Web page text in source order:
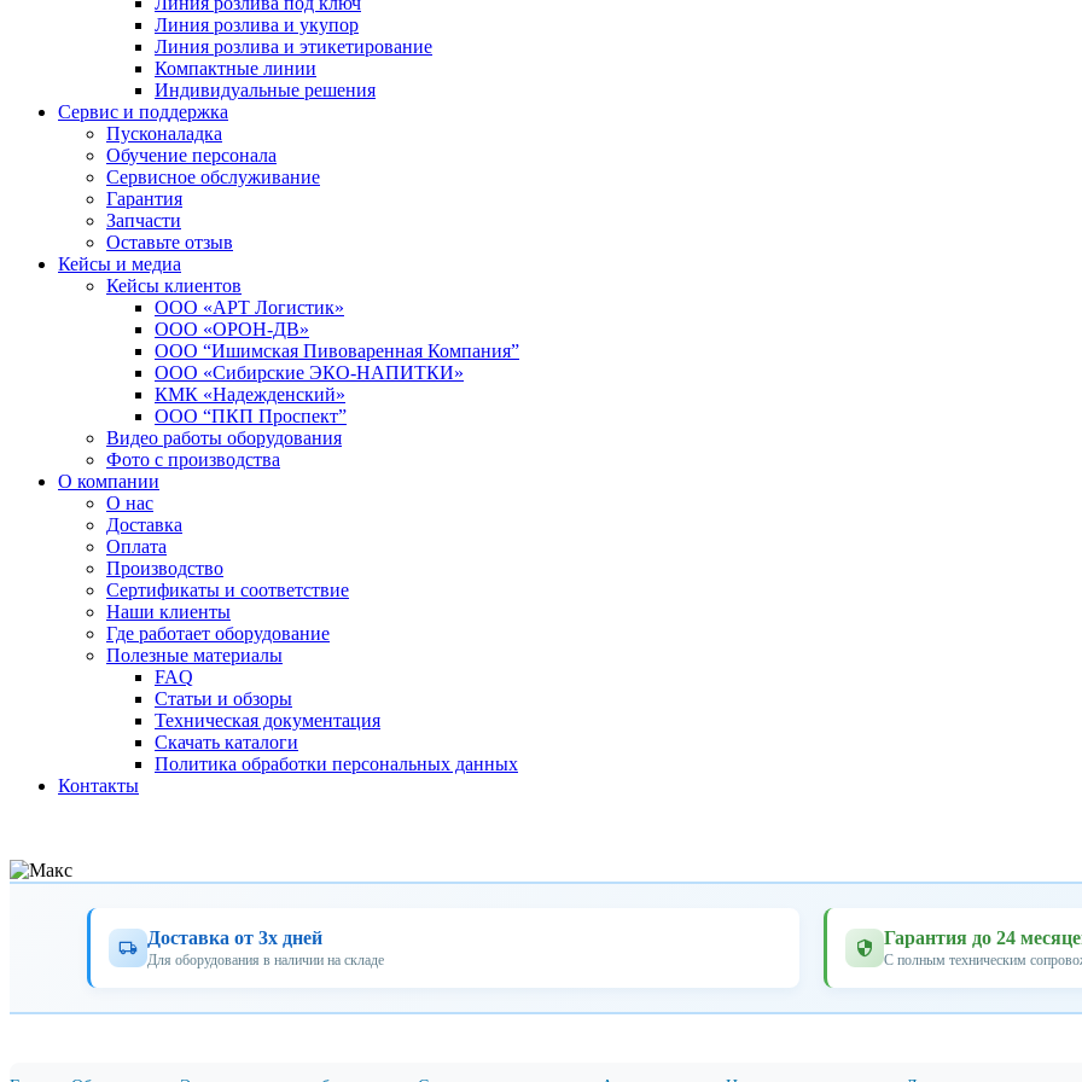
Линия розлива и укупор
Линия розлива и этикетирование
Компактные линии
Индивидуальные решения
Сервис и поддержка
Пусконаладка
Обучение персонала
Сервисное обслуживание
Гарантия
Запчасти
Оставьте отзыв
Кейсы и медиа
Кейсы клиентов
ООО «АРТ Логистик»
ООО «ОРОН-ДВ»
ООО “Ишимская Пивоваренная Компания”
ООО «Сибирские ЭКО-НАПИТКИ»
КМК «Надежденский»
ООО “ПКП Проспект”
Видео работы оборудования
Фото с производства
О компании
О нас
Доставка
Оплата
Производство
Сертификаты и соответствие
Наши клиенты
Где работает оборудование
Полезные материалы
FAQ
Статьи и обзоры
Техническая документация
Скачать каталоги
Политика обработки персональных данных
Контакты
Доставка от 3х дней
Для оборудования в наличии на складе
Гарантия до 24
С полным техническим